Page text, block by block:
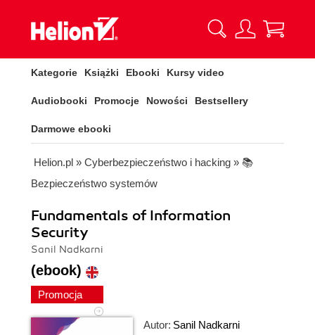
Kategorie Książki Ebooki Kursy video
Audiobooki Promocje Nowości Bestsellery
Darmowe ebooki
Helion.pl » Cyberbezpieczeństwo i hacking » 📚
Bezpieczeństwo systemów
Fundamentals of Information
Security
Sanil Nadkarni
(ebook)
Promocja
Autor: Sanil Nadkarni